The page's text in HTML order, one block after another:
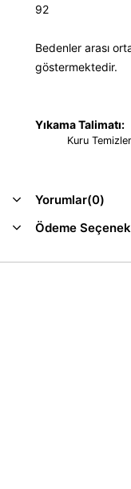
92
Bedenler arası
göstermektedir.
Yıkama Talimatı:
Kuru
Yorumlar(0)
Ödeme